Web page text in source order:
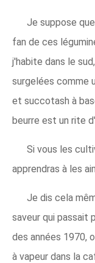
Je suppose
fan de ces
j'habite dans le
surgelées comme
et succotash à
beurre est un rite
Si vous les
apprendras à les
Je dis cela
saveur qui passait
des années 1970,
à vapeur dans la